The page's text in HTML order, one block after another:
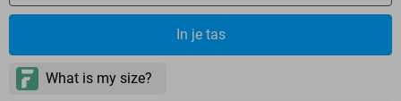
In je tas